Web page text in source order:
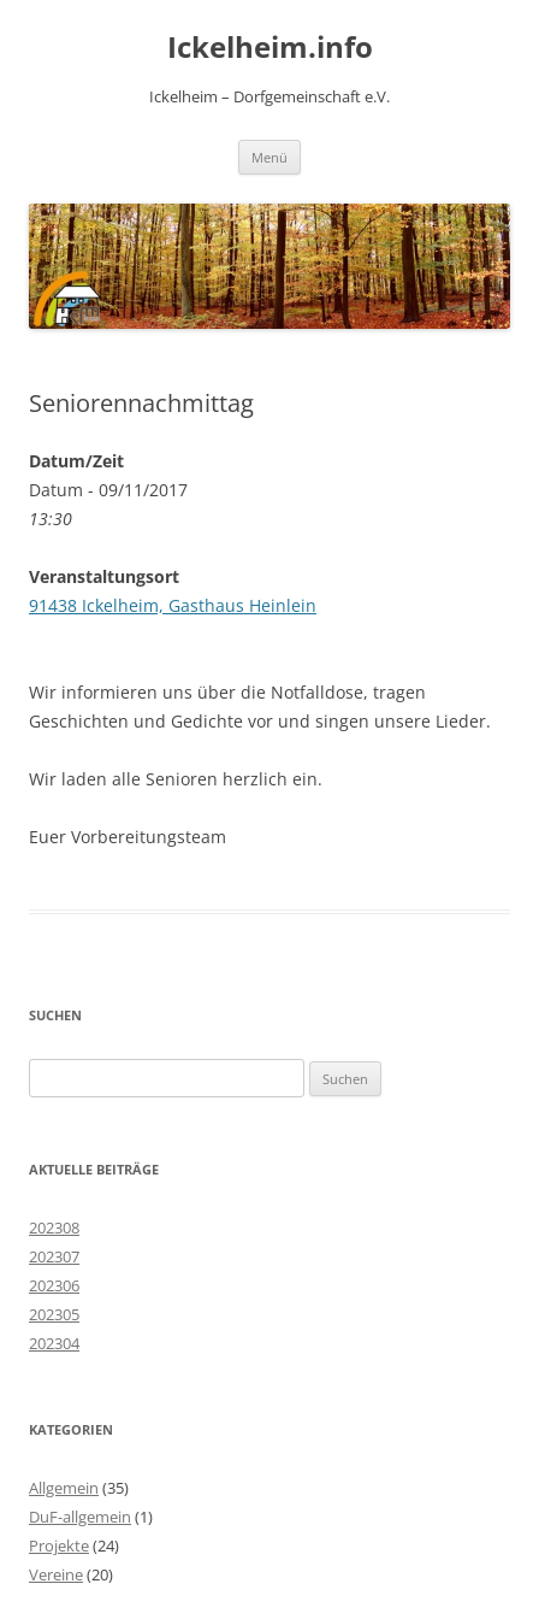
Ickelheim.info
Ickelheim – Dorfgemeinschaft e.V.
Menü
Seniorennachmittag
Datum/Zeit
Datum - 09/11/2017
13:30
Veranstaltungsort
91438 Ickelheim, Gasthaus Heinlein
Wir informieren uns über die Notfalldose, tragen
Geschichten und Gedichte vor und singen unsere Lieder.
Wir laden alle Senioren herzlich ein.
Euer Vorbereitungsteam
SUCHEN
nach:
AKTUELLE BEITRÄGE
202308
202307
202306
202305
202304
KATEGORIEN
Allgemein (35)
DuF-allgemein (1)
Projekte(24)
Vereine(20)